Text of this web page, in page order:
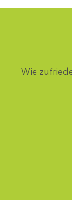
Wie